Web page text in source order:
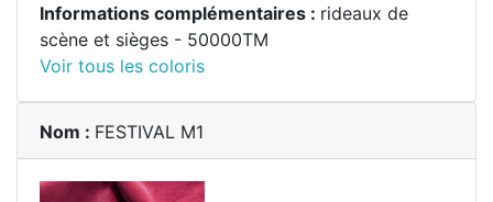
Informations complémentaires : rideaux de
scène et sièges - 50000TM
Voir tous les coloris
Nom : FESTIVAL M1